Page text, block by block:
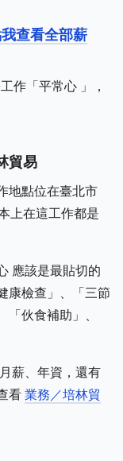
查看全部薪
作「平常心 」，
貿易
地點位在臺北市
上在這工作都是
應該是最貼切的
康檢查」、「三節
伙食補助」、
薪、年資，還有
看 業務／培林貿